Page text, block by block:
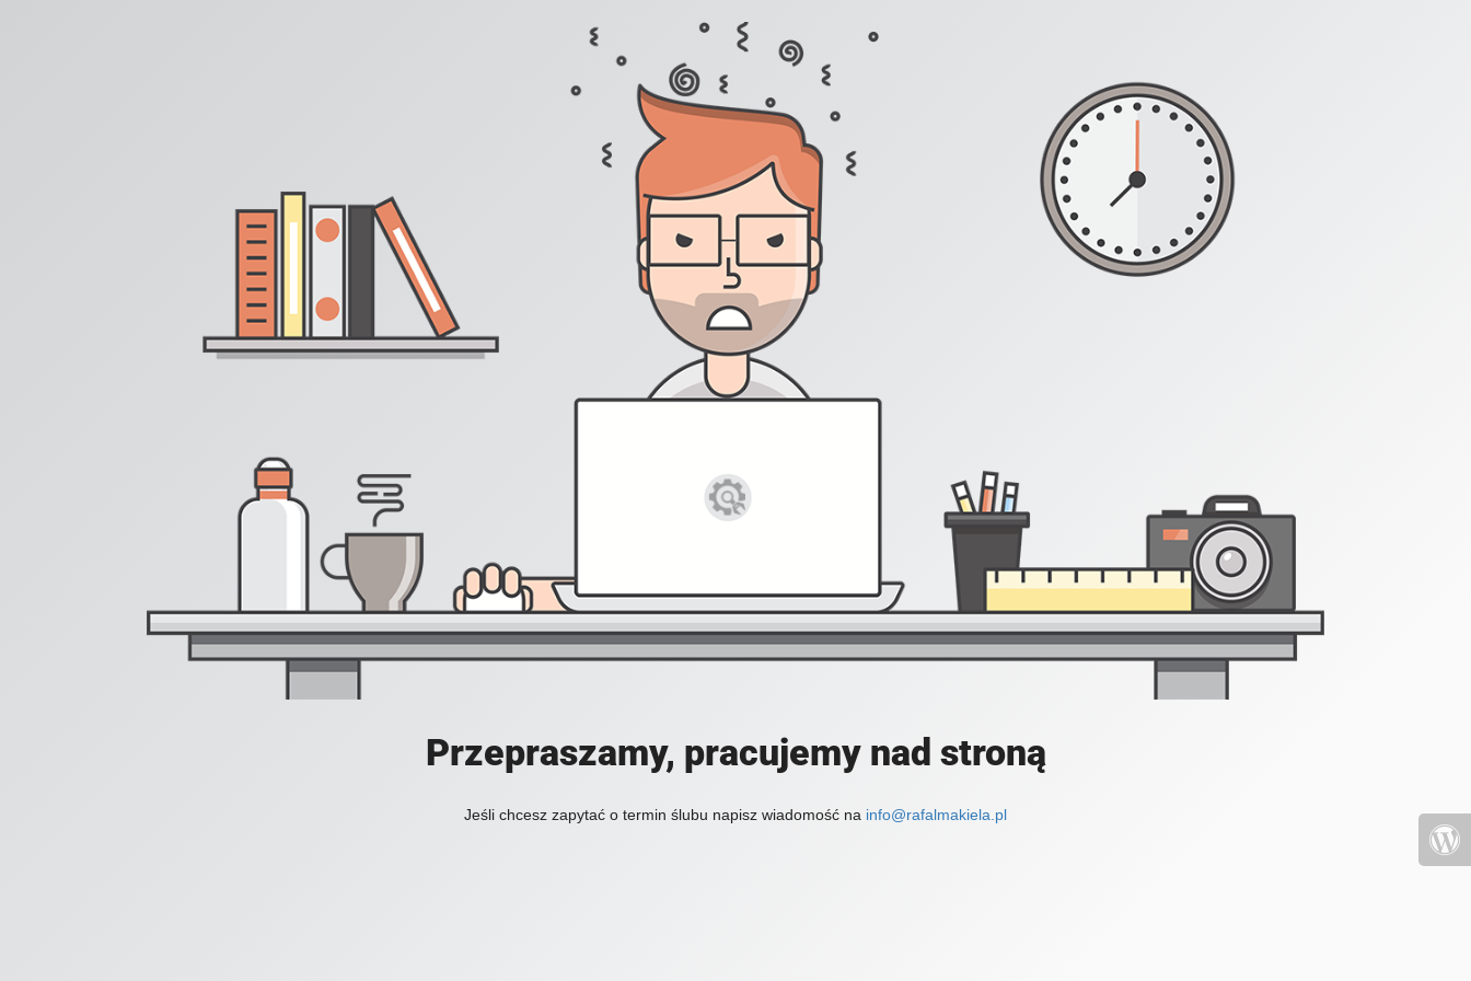
Przepraszamy, pracujemy nad stroną
Jeśli chcesz zapytać o termin ślubu napisz wiadomość na info@rafalmakiela.pl